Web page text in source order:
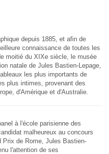
depuis 1885, et afin de
connaissance de toutes les
moitié du XIXe siècle, le musée
natale de Jules Bastien-Lepage,
les plus importants de
plus intimes, provenant des
d'Amérique et d'Australie.
à l'école parisienne des
malheureux au concours
Prix de Rome, Jules Bastien-
l'attention de ses